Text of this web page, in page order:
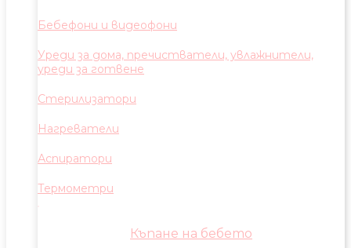
Бебефони и видеофони
Уреди за дома, пречистватели, увлажнители,
уреди за готвене
Стерилизатори
Нагреватели
Аспиратори
Термометри
Къпане на бебето